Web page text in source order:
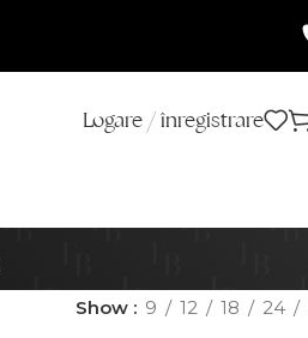
Logare / înregistrare
Show 9 12 18 24